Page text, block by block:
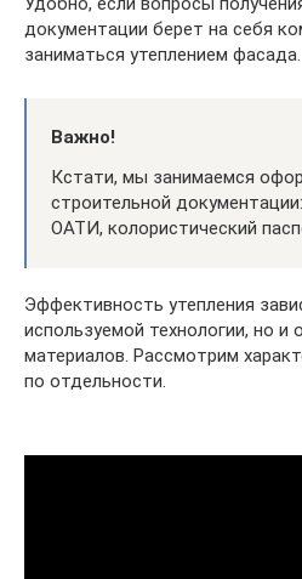
документации берет на себя
заниматься утеплением фасада.
Важно!
Кстати, мы занимаемся
строительной
ОАТИ, колористический
Эффективность утепления
используемой технологии, но и
материалов. Рассмотрим
по отдельности.